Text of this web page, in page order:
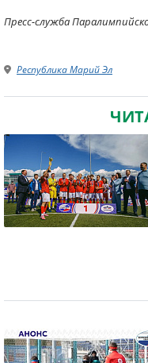
Пресс-служба
Республика Марий Эл